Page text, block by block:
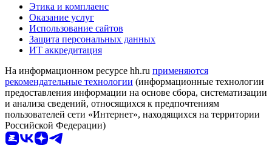
Этика и комплаенс
Оказание услуг
Использование сайтов
Защита персональных данных
ИТ аккредитация
На информационном ресурсе hh.ru применяются
рекомендательные технологии (информационные технологии
предоставления информации на основе сбора, систематизации
и анализа сведений, относящихся к предпочтениям
пользователей сети «Интернет», находящихся на территории
Российской Федерации)